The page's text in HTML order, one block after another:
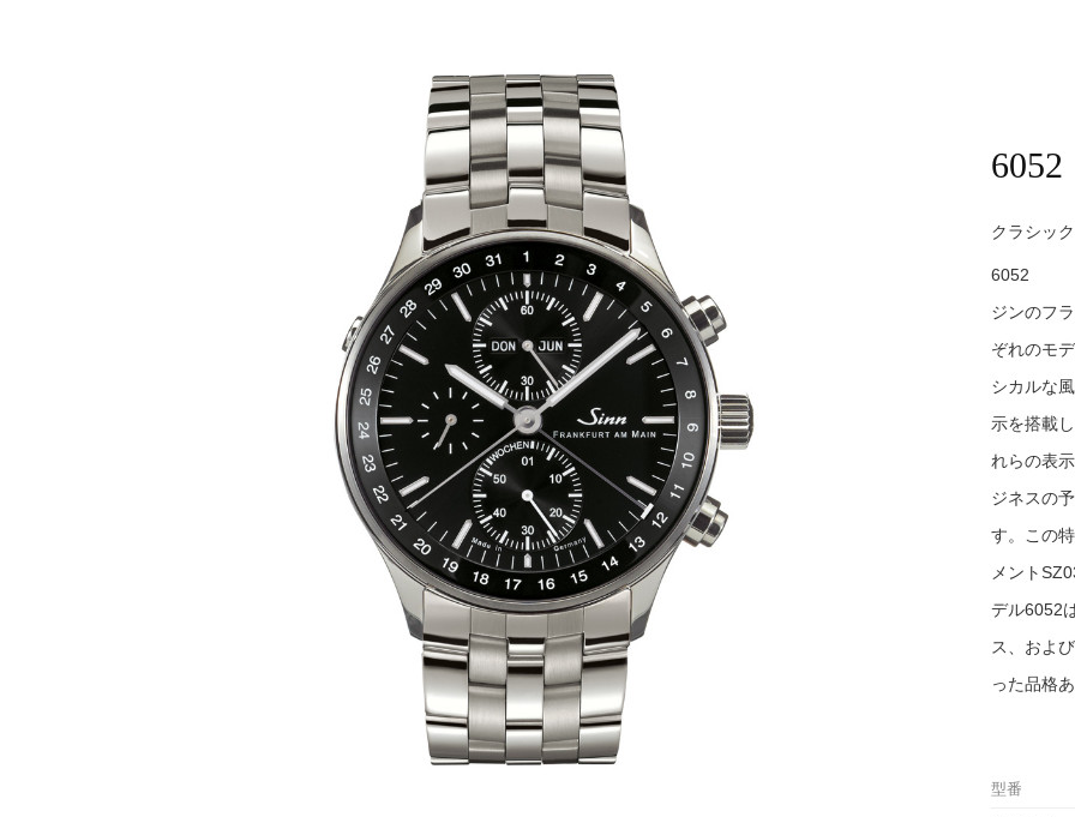
6052
クラシッ
6052
ジンのフ
ぞれのモ
シカルな
示を搭載
れらの表
ジネスの
す。この
メント
デル6052
ス、およ
った品格
型番